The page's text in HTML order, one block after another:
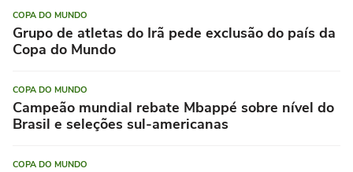
COPA DO MUNDO
Grupo de atletas do Irã pede exclusão do país da
Copa do Mundo
COPA DO MUNDO
Campeão mundial rebate Mbappé sobre nível do
Brasil e seleções sul-americanas
COPA DO MUNDO